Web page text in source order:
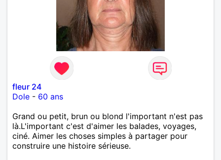
fleur 24
Dole - 60 ans
Grand ou petit, brun ou blond l'important n'est pas
là.L'important c'est d'aimer les balades, voyages,
ciné. Aimer les choses simples à partager pour
construire une histoire sérieuse.